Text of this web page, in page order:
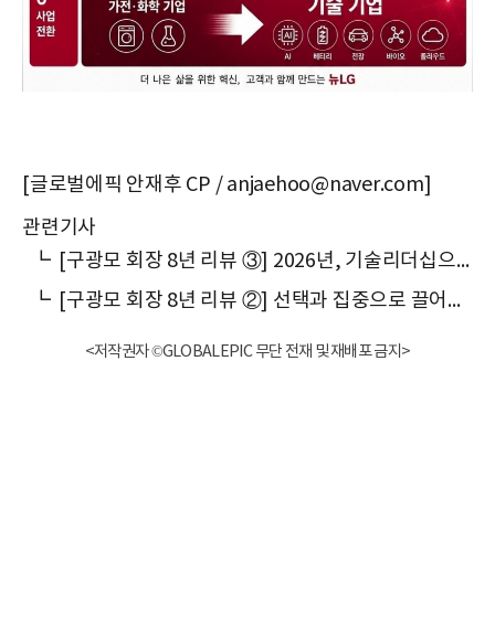
[글로벌에픽 안재후 CP / anjaehoo@naver.com]
관련기사
┗
[구광모 회장 8년 리뷰 ③] 2026년, 기술리더십으로 LG리셋하다
┗
[구광모 회장 8년 리뷰 ②] 선택과 집중으로 끌어올린 LG 황금실적
<저작권자 ©GLOBALEPIC 무단 전재 및 재배포 금지>